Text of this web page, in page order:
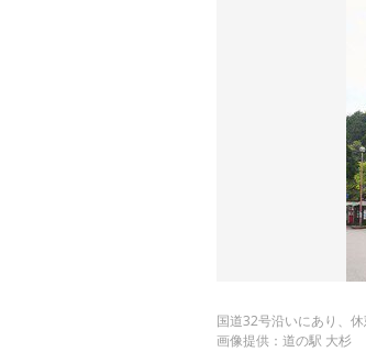
国道32号沿いにあり、
画像提供：道の駅 大杉